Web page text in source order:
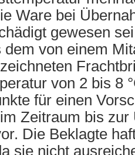
Ware bei
gewesen
dem von einem
von 2 bis 8
für einen
Zeitraum bis zur
Die Beklagte
sie nicht